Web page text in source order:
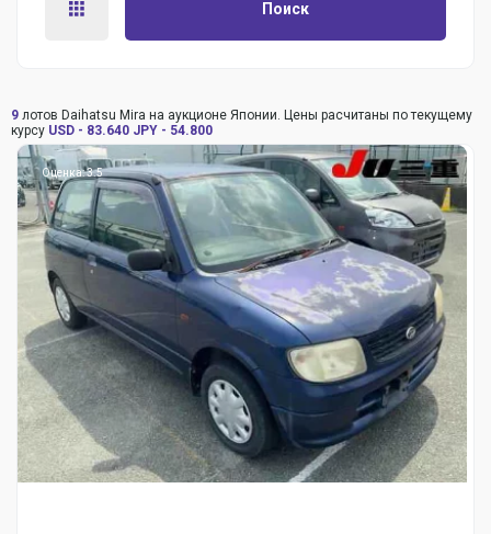
Поиск
9 лотов Daihatsu Mira на аукционе Японии. Цены расчитаны по текущему
курсу USD - 83.640 JPY - 54.800
Оценка: 3.5